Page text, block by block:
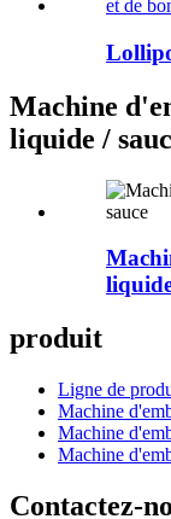
Machine
liquide /
produit
Ligne de
Machine
Machine
Machine
Contactez-